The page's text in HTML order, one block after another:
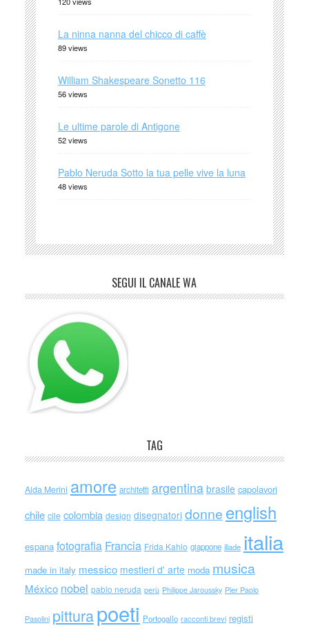
La ninna nanna del chicco di caffè
89 views
William Shakespeare Sonetto 116
56 views
Le ultime parole di Antigone
52 views
Pablo Neruda Sotto la tua pelle vive la luna
48 views
SEGUI IL CANALE WA
TAG
Alda Merini amore architetti argentina brasile capolavori
chile cile colombia design disegnatori donne english
espana fotografia Francia Frida Kahlo giappone iliade italia
made in italy messico mestieri d' arte moda musica
México nobel pablo neruda perù Philippe Jaroussky Pier Paolo
Pasolini pitturapoeti Portogallo racconti brevi registi